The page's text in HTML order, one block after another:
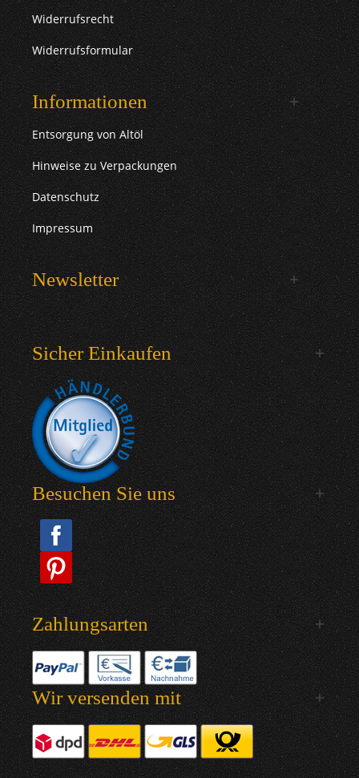
Widerrufsrecht
Widerrufsformular
Informationen
Entsorgung von Altöl
Hinweise zu Verpackungen
Datenschutz
Impressum
Newsletter
Sicher Einkaufen
Besuchen Sie uns
Zahlungsarten
Wir versenden mit